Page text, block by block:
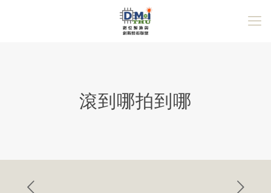
滾到哪拍到哪